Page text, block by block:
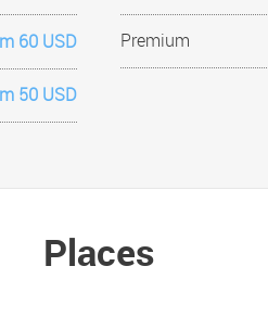
60 USD Premium
50 USD
Places